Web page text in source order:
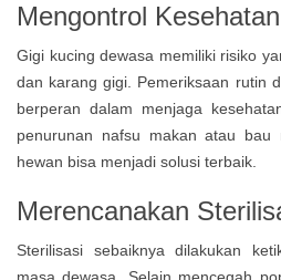
Mengontrol
Gigi kucing dewasa memiliki risiko
dan karang gigi. Pemeriksaan rutin
berperan dalam menjaga
penurunan nafsu makan atau bau
hewan bisa menjadi solusi terbaik.
Merencanakan
Sterilisasi sebaiknya dilakukan